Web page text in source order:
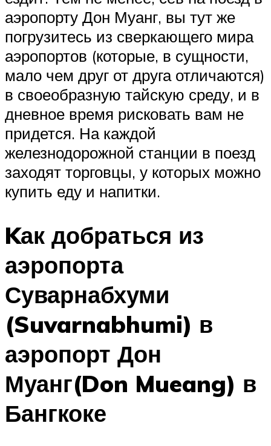
аэропорту Дон Муанг, вы тут же
погрузитесь из сверкающего мира
аэропортов (которые, в сущности,
мало чем друг от друга отличаются)
в своеобразную тайскую среду, и в
дневное время рисковать вам не
придется. На каждой
железнодорожной станции в поезд
заходят торговцы, у которых можно
купить еду и напитки.
Kак добраться из
аэропорта
Суварнабхуми
(Suvarnabhumi) в
аэропорт Дон
Муанг(Don Mueang) в
Бангкоке